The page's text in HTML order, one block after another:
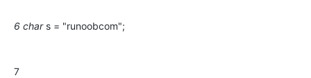
6 char s = "runoobcom";
7